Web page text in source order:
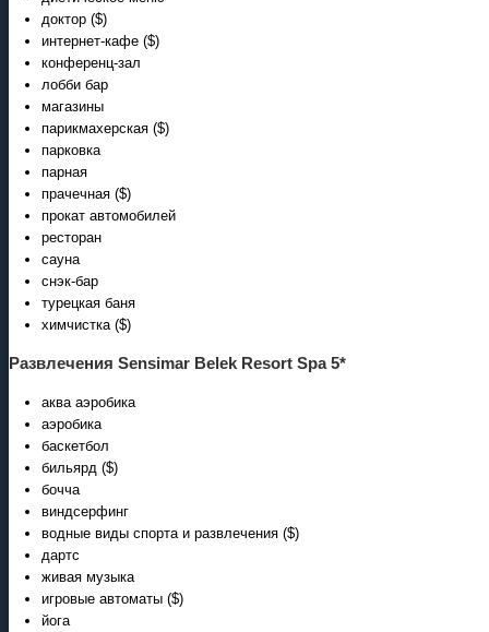
доктор ($)
интернет-кафе ($)
конференц-зал
лобби бар
магазины
парикмахерская ($)
парковка
парная
прачечная ($)
прокат автомобилей
ресторан
сауна
снэк-бар
турецкая баня
химчистка ($)
Развлечения Sensimar Belek Resort Spa 5*
аква аэробика
аэробика
баскетбол
бильярд ($)
бочча
виндсерфинг
водные виды спорта и развлечения ($)
дартс
живая музыка
игровые автоматы ($)
йога